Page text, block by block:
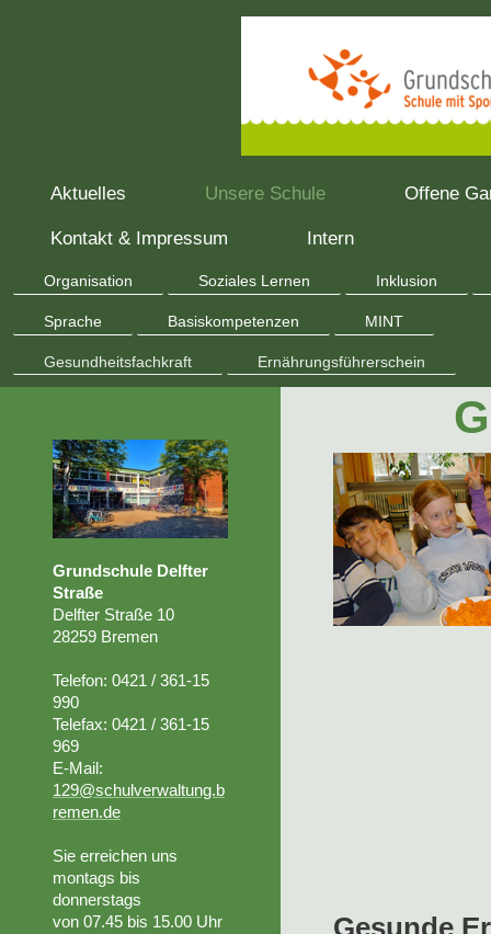
Aktuelles Unsere Schule Offene
Kontakt & Impressum Intern
Organisation Soziales Lernen Inklusion
Sprache Basiskompetenzen MINT
Gesundheitsfachkraft Ernährungsführerschein
Grundschule Delfter
Straße
Delfter Straße 10
28259 Bremen
Telefon: 0421 / 361-15
990
Telefax: 0421 / 361-15
969
E-Mail:
129@schulverwaltung.b
remen.de
Sie erreichen uns
montags bis
donnerstags
von 07.45 bis 15.00 Uhr